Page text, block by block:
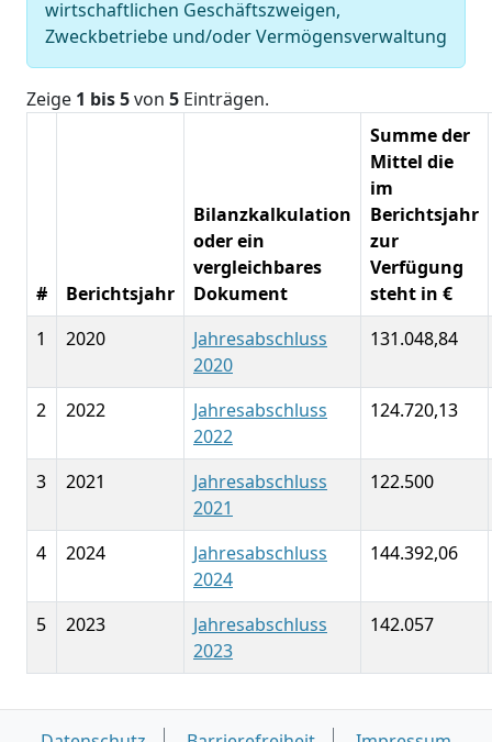
wirtschaftlichen Geschäftszweigen,
Zweckbetriebe und/oder Vermögensverwaltung
Zeige 1 bis 5von 5 Einträgen.
# Berichtsjahr
Bilanzkalkulation
oder ein
vergleichbares
Dokument
Summe der
Mittel die
im
Berichtsjahr
zur
Verfügung
steht in €
1
2020
Jahresabschluss
2020
131.048,84
2 2022
Jahresabschluss
2022
124.720,13
3 2021
Jahresabschluss
2021
122.500
4 2024
Jahresabschluss
2024
144.392,06
5 2023
Jahresabschluss
2023
142.057